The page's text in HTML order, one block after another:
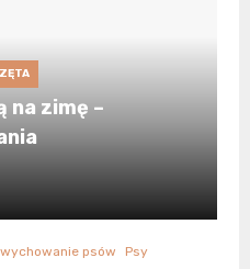
na zimę –
psów
Psy